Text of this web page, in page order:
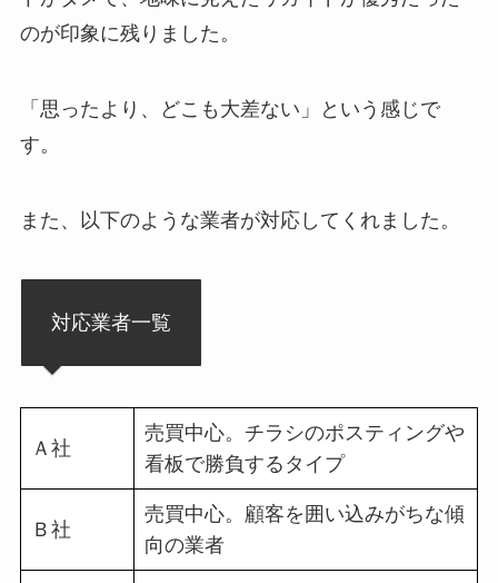
のが印象に残りました。
「思ったより、どこも大差ない」という感じで
す。
また、以下のような業者が対応してくれました。
対応業者一覧
Ａ社
売買中心。チラシのポスティングや
看板で勝負するタイプ
Ｂ社
売買中心。顧客を囲い込みがちな傾
向の業者